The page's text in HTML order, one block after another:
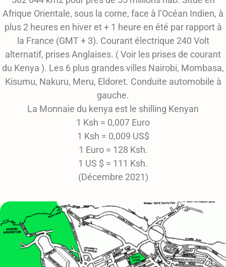
Afrique Orientale, sous la corne, face à l’Océan Indien, à
plus 2 heures en hiver et + 1 heure en été par rapport à
la France (GMT + 3). Courant électrique 240 Volt
alternatif, prises Anglaises. ( Voir les prises de courant
du Kenya ). Les 6 plus grandes villes Nairobi, Mombasa,
Kisumu, Nakuru, Meru, Eldoret. Conduite automobile à
gauche.
La Monnaie du kenya est le shilling Kenyan
1 Ksh = 0,007 Euro
1 Ksh = 0,009 US$
1 Euro = 128 Ksh.
1 US $ = 111 Ksh.
(Décembre 2021)